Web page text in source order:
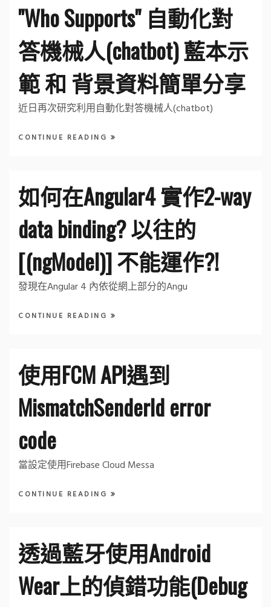
"Who Supports" 自動化對
答機械人(chatbot) 藍本示
範 和 背景資料簡單分享
近日再次研究利用自動化對答機械人(chatbot)
CONTINUE READING
如何在Angular4 實作2-way
data binding? 以往的
[(ngModel)] 不能運作?!
發現在Angular 4 內依從網上部分的Angu
CONTINUE READING
使用FCM API遇到
MismatchSenderId error
code
當設定使用Firebase Cloud Messa
CONTINUE READING
透過藍牙使用Android
Wear上的偵錯功能(Debug